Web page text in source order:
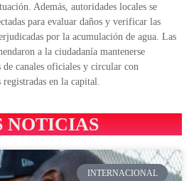
Además, autoridades locales se
para evaluar daños y verificar las
por la acumulación de agua. Las
a la ciudadanía mantenerse
canales oficiales y circular con
en la capital.
NOTICIAS
INTERNACIONAL